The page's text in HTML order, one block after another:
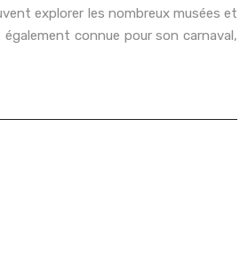
explorer les nombreux musées et
connue pour son carnaval,